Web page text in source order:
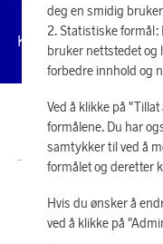
deg en smidig
Statistiske formål:
bruker nettstedet og
forbedre innhold og
Ved å klikke på
formålene. Du har
samtykker til ved å
formålet og deretter
Hvis du ønsker å
ved å klikke på
Kundeservice Vilkår
© 2026 Scandinavian
331
Copyright © 2026